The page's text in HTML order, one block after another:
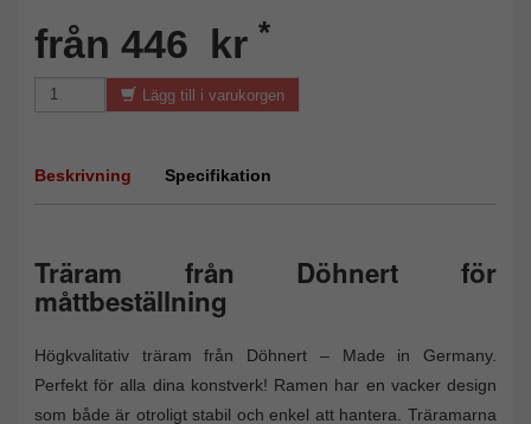
från 446 kr *
Lägg till i varukorgen
Beskrivning Specifikation
Träram från Döhnert för
måttbeställning
Högkvalitativ träram från Döhnert – Made in Germany.
Perfekt för alla dina konstverk! Ramen har en vacker design
som både är otroligt stabil och enkel att hantera. Träramarna